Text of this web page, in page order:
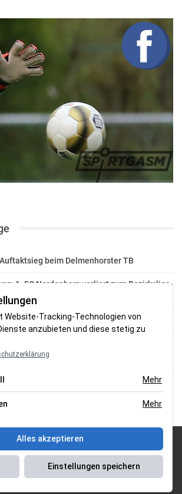
beim Delmenhorster TB
1. FC Nordenham verliert zum Bezirksliga-
Die Bilder vom Wochenende
Unterweser-C-Jugend macht sich bereit
mit neuem Torwarttrainer in die
Sportgasm . All Rights Reserved.
Datenschutzerklärung|Magazin Saison
Saison 2019/2020|Magazin Saison 2020/2021|
Website-Tracking-Technologien von
anzubieten und diese stetig zu
Mehr
Mehr
Einstellungen speichern
Alles akzeptieren